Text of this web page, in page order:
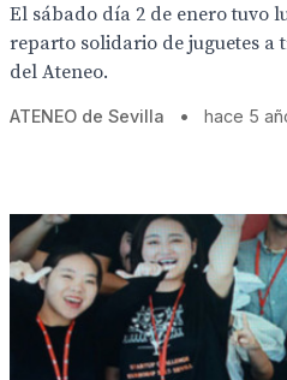
El sábado día 2 de enero tuvo
reparto solidario de juguetes a
del Ateneo.
ATENEO de Sevilla • hace 5